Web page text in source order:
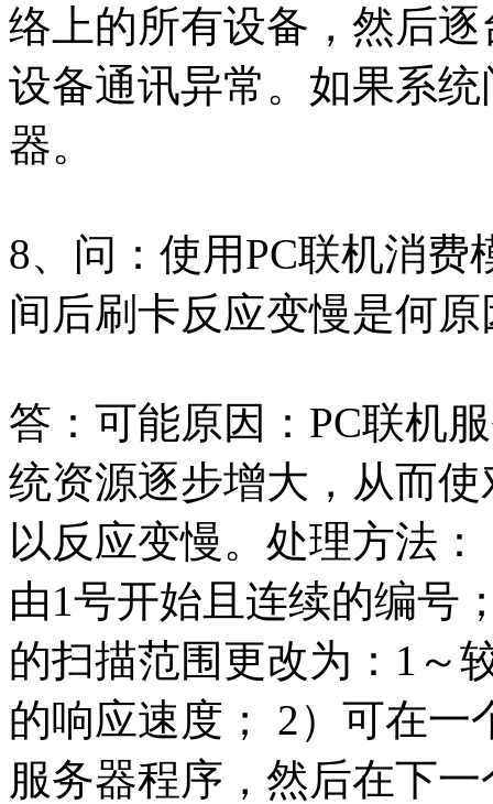
络上的所有设备，然后
设备通讯异常。如果系
器。
8、问：使用PC联机消
间后刷卡反应变慢是何原
答：可能原因：PC联机
统资源逐步增大，从而
以反应变慢。处理方法
由1号开始且连续的编号
的扫描范围更改为：1～
的响应速度； 2）可在一
服务器程序，然后在下